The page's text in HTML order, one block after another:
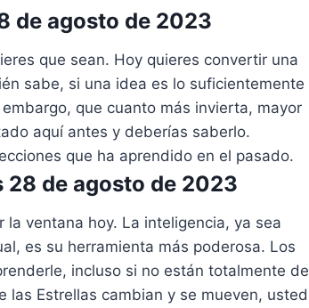
de agosto de 2023
que sean. Hoy quieres convertir una
sabe, si una idea es lo suficientemente
que cuanto más invierta, mayor
aquí antes y deberías saberlo.
que ha aprendido en el pasado.
28 de agosto de 2023
ventana hoy. La inteligencia, ya sea
es su herramienta más poderosa. Los
incluso si no están totalmente de
Estrellas cambian y se mueven, usted